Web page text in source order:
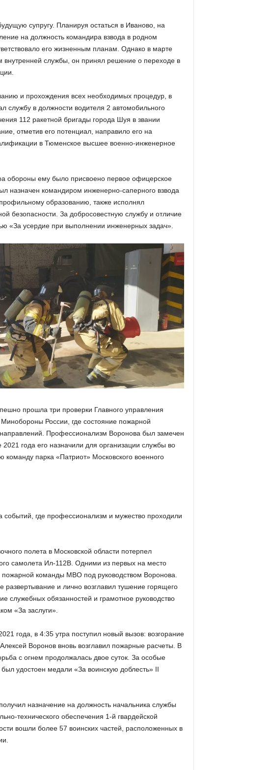
супругу. Планируя остаться в Иваново, на
на должность командира взвода в родном
его жизненным планам. Однако в марте
внутренней службы, он принял решение о переходе в
и прохождения всех необходимых процедур, в
службу в должности водителя 2 автомобильного
112 ракетной бригады города Шуя в звании
отметив его потенциал, направило его на
в Тюменское высшее военно-инженерное
обороны ему было присвоено первое офицерское
назначен командиром инженерно-саперного взвода
образованию, также исполнял
безопасности. За добросовестную службу и отличие
«За усердие при выполнении инженерных задач».
прошла три проверки Главного управления
России, где состояние пожарной
Профессионализм Воронова был замечен
года его назначили для организации службы во
парка «Патриот» Московского военного
где профессионализм и мужество проходили
полета в Московской области потерпел
самолета Ил-112В. Одними из первых на место
команды МВО под руководством Воронова.
и лично возглавил тушение горящего
служебных обязанностей и грамотное руководство
«За заслуги».
года, в 4:35 утра поступил новый вызов: возгорание
Воронов вновь возглавил пожарные расчеты. В
с огнем продолжалась двое суток. За особые
удостоен медали «За воинскую доблесть» II
назначение на должность начальника службы
технического обеспечения 1-й гвардейской
вошли более 57 воинских частей, расположенных в